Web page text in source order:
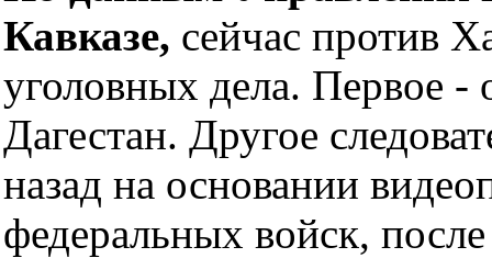
Кавказе, сейчас против
уголовных дела. Первое -
Дагестан. Другое
назад на основании
федеральных войск,